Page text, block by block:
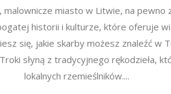
malownicze miasto w Litwie, na pewno
historii i kulturze, które oferuje
się, jakie skarby możesz znaleźć w
słyną z tradycyjnego rękodzieła,
lokalnych rzemieślników....